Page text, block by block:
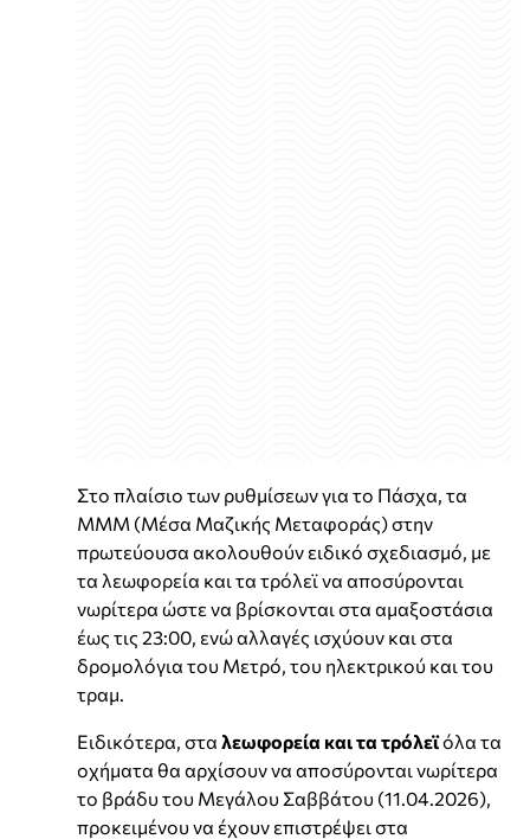
Στο πλαίσιο των ρυθμίσεων για το Πάσχα, τα
ΜΜΜ (Μέσα Μαζικής Μεταφοράς) στην
πρωτεύουσα ακολουθούν ειδικό σχεδιασμό, με
τα λεωφορεία και τα τρόλεϊ να αποσύρονται
νωρίτερα ώστε να βρίσκονται στα αμαξοστάσια
έως τις 23:00, ενώ αλλαγές ισχύουν και στα
δρομολόγια του Μετρό, του ηλεκτρικού και του
τραμ.
Ειδικότερα, στα λεωφορεία και τα τρόλεϊόλα τα
οχήματα θα αρχίσουν να αποσύρονται νωρίτερα
το βράδυ του Μεγάλου Σαββάτου (11.04.2026),
προκειμένου να έχουν επιστρέψει στα